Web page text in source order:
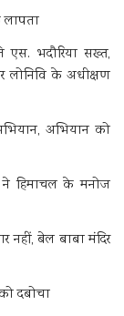
लापता
एस. भदौरिया सख्त,
लोनिवि के अधीक्षण
अभियान को
ने हिमाचल के मनोज
नहीं, बेल बाबा मंदिर
दबोचा